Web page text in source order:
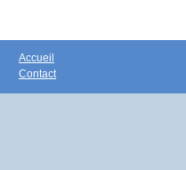
Accueil
Contact